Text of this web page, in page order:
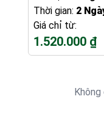
Sông Nước
Thời gian: 2
Giá chỉ từ:
1.520.000 ₫